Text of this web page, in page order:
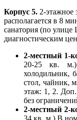
Корпус 5. 2-этажное
располагается в 8
санатория (по
диагностическим
2-местный 1-
20-25 кв.
холодильник,
стол, чайник,
этаж: 1, 2. Доп.
без
2-местный 2-